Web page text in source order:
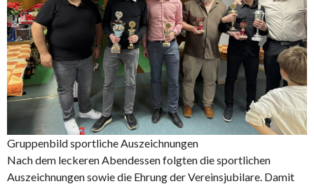
Gruppenbild sportliche Auszeichnungen
Nach dem leckeren Abendessen folgten die sportlichen
Auszeichnungen sowie die Ehrung der Vereinsjubilare. Damit